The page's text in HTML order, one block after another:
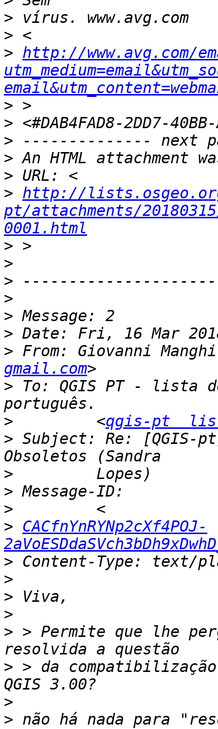
>
>
> http://www.avg.com/
>
>
>
>
>
> http://
pt/attachments/
0001.html
>
>
>
>
>
>
> From: Giovanni
gmail.com
> To: QGIS PT - lista
>
         <
qgis-pt
> Subject: Re: [QGIS-
>
>
>
> CACfnYnRYNp2cXf4POJ-
>
>
>
>
> > Permite que lhe
> > da
>
> não há nada para